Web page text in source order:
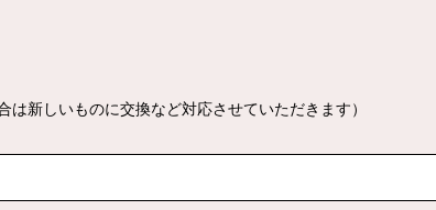
しいものに交換など対応させていただきます）